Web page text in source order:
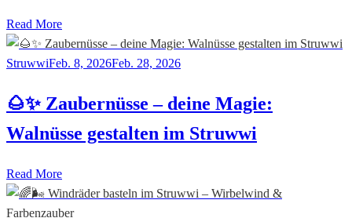
Read More
StruwwiFeb. 8, 2026Feb. 28, 2026
🌰✨ Zaubernüsse – deine Magie:
Walnüsse gestalten im Struwwi
Read More